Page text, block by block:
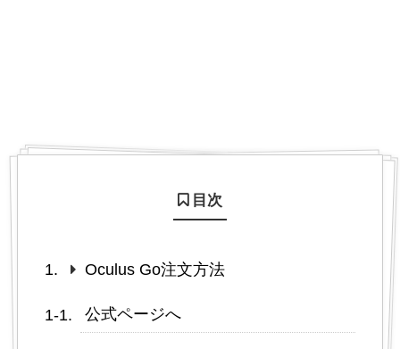
目次
Oculus Go注文方法
公式ページへ